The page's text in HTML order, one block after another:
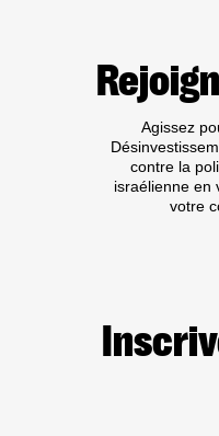
Agissez
contre la
israélienne en
votre